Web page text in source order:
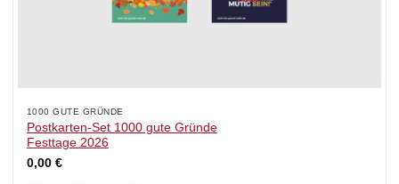
1000 GUTE GRÜNDE
Postkarten-Set 1000 gute Gründe
Festtage 2026
0,00 €